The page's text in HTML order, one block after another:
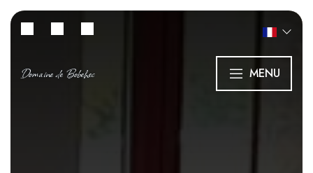
Domaine de Bobehec MENU